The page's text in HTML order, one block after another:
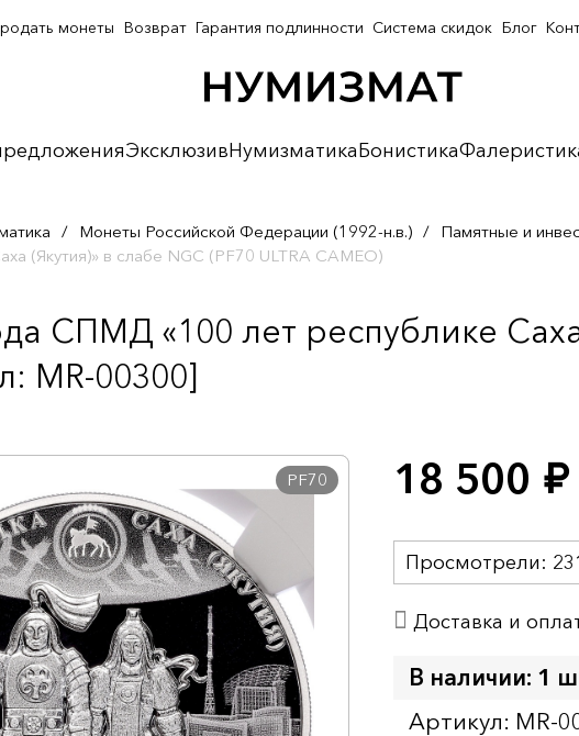
ЭксклюзивНумизматикаБонистика
монеты Возврат Гарантия подлинности Система скидок Блог
/ Монеты Российской Федерации (1992-н.в.) / Памятные и
(Якутия)» в слабе NGC (PF70 ULTRA CAMEO)
СПМД «100 лет республике
MR-00300]
PF70 18 500 руб.
Просмотрели:
Доставка и
В наличии: 1
Артикул: MR-